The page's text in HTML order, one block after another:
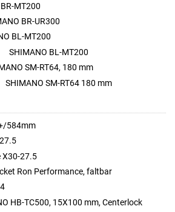
MT200
BR-UR300
BL-MT200
SHIMANO BL-MT200
SM-RT64, 180 mm
SHIMANO SM-RT64 180 mm
584mm
X30-27.5
Ron Performance, faltbar
HB-TC500, 15X100 mm, Centerlock